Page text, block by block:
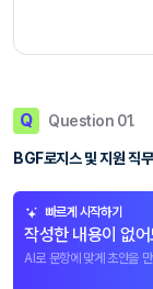
Q Question 01.
BGF로지스 및 지원 직
빠르게 시작하기
작성한 내용이 없
AI로 문항에 맞게 초안을